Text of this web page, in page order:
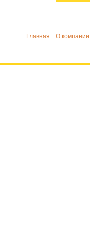
Главная О компании